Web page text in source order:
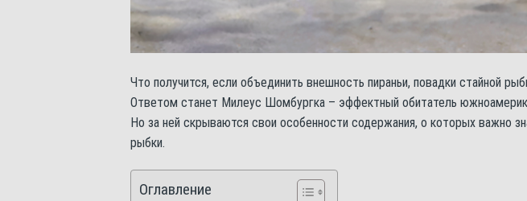
Что получится, если объединить внешность пираньи, повадки стайной
Ответом станет Милеус Шомбургка – эффектный обитатель
Но за ней скрываются свои особенности содержания, о которых важно
рыбки.
Оглавление